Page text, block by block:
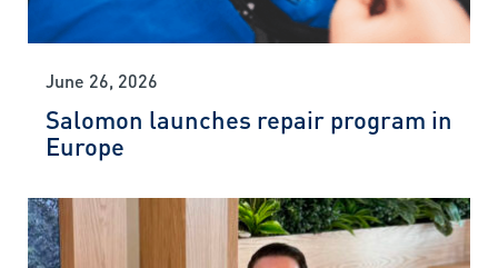
June 26, 2026
Salomon launches repair program in
Europe